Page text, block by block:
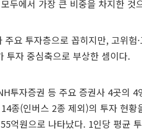
두에서 가장 큰 비중을 차지한 것
요 투자층으로 꼽히지만, 고위험
투자 중심축으로 부상한 셈이다.
투자증권 등 주요 증권사 4곳의
종(인버스 2종 제외)의 투자 현황
억원으로 나타났다. 1인당 평균